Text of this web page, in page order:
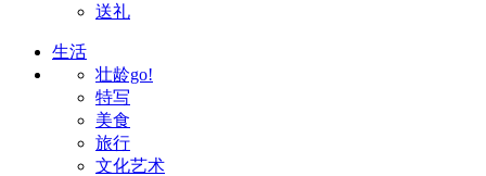
送礼
生活
壮龄go!
特写
美食
旅行
文化艺术